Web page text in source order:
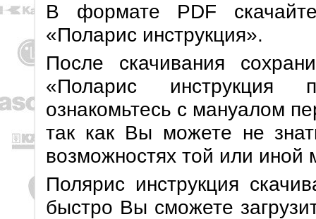
В формате PDF
«Поларис инструкция».
После скачивания
«Поларис инструкция
ознакомьтесь с мануалом
так как Вы можете не
возможностях той или иной
Полярис инструкция
быстро Вы сможете